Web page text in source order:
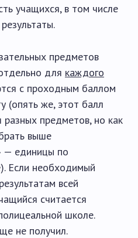
учащихся, в том числе
предметов
для каждого
с проходным баллом
(опять же, этот балл
предметов, но как
выше
— единицы по
Если необходимый
всей
считается
школе.
не получил.